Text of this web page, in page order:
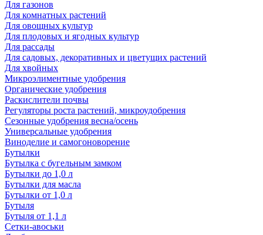
Для газонов
Для комнатных растений
Для овощных культур
Для плодовых и ягодных культур
Для рассады
Для садовых, декоративных и цветущих растений
Для хвойных
Микроэлиментные удобрения
Органические удобрения
Раскислители почвы
Регуляторы роста растений, микроудобрения
Сезонные удобрения весна/осень
Универсальные удобрения
Виноделие и самогоноворение
Бутылки
Бутылка с бугельным замком
Бутылки до 1,0 л
Бутылки для масла
Бутылки от 1,0 л
Бутыля
Бутыля от 1,1 л
Сетки-авоськи